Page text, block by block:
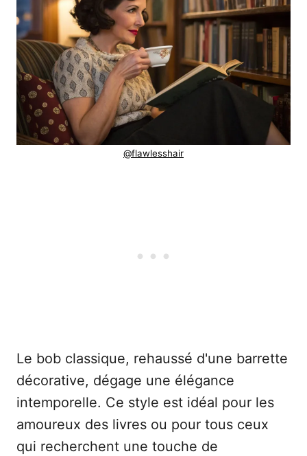
@flawlesshair
Le bob classique, rehaussé d'une barrette
décorative, dégage une élégance
intemporelle. Ce style est idéal pour les
amoureux des livres ou pour tous ceux
qui recherchent une touche de